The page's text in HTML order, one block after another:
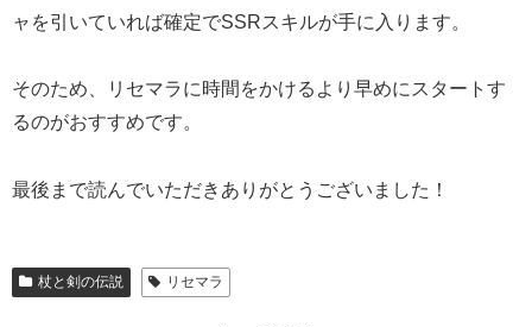
ャを引いていれば確定でSSRスキルが手に入ります。
そのため、リセマラに時間をかけるより早めにスタートす
るのがおすすめです。
最後まで読んでいただきありがとうございました！
杖と剣の伝説 リセマラ